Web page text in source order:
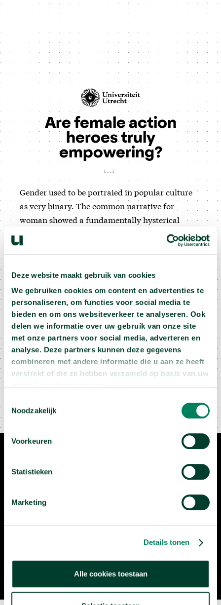
Deze website maakt gebruik van cookies
We gebruiken cookies om content en advertenties te
personaliseren, om functies voor social media te
bieden en om ons websiteverkeer te analyseren. Ook
delen we informatie over uw gebruik van onze site
met onze partners voor social media, adverteren en
analyse. Deze partners kunnen deze gegevens
combineren met andere informatie die u aan ze heeft
verstrekt of die ze hebben verzameld op basis van uw
Noodzakelijk
Voorkeuren
Statistieken
Marketing
Details tonen
Alle cookies toestaan
Are female action
heroes truly
empowering?
Gender used to be portraied in popular culture
as very binary. The common narrative for
woman showed a fundamentally hysterical
female character being frightened or terrorized,
and needing to be saved. Men on the other hand
lightsaber. It’s crazy how the presence of a sharp
pointy object gives men power over a story. Dan
Hassler-Forest (Utrecht University) tells that
nowadays there are more movies with female
characters in the lead. Representation matters! If
you have female heroes (not being princesses),
little girls will look up to that.
roemen hem om zijn uitgebreide filmkennis en inspirerende
studenten op en gaat heel snel."